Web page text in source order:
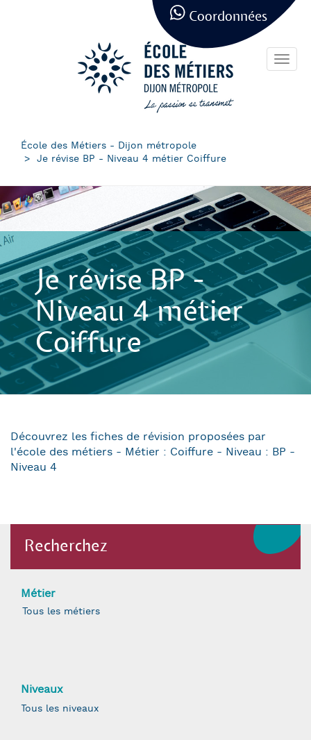
Panneau de gestion des cookies
Coordonnées
École des Métiers - Dijon métropole
Je révise BP - Niveau 4 métier Coiffure
Je révise BP -
Niveau 4 métier
Coiffure
Découvrez les fiches de révision proposées par
l'école des métiers - Métier : Coiffure - Niveau : BP -
Niveau 4
Recherchez
Métier
Niveaux